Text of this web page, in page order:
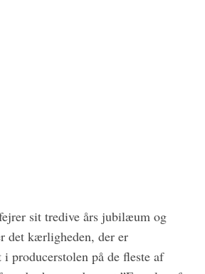
sit tredive års jubilæum og
det kærligheden, der er
producerstolen på de fleste af